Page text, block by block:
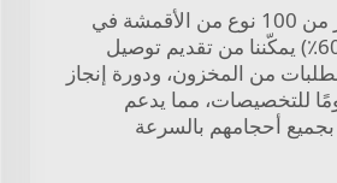
الحفاظ على أكثر من 100 نوع من الأقمشة في
المخزون (بتوفر 60٪) يمكّننا من تقديم توصيل
للطلبات من المخزون، ودورة إنجاز
مدتها 20 يومًا للتخصيصات، مما يدعم
بجميع أحجامهم بالسرعة